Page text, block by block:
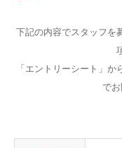
下記の内容でスタッフを
「エントリーシート」
で